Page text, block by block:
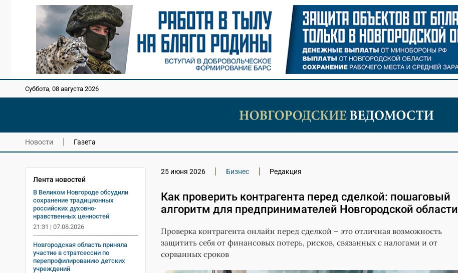
Суббота, 08 августа 2026
Новости Газета
Лента новостей
В Великом Новгороде обсудили
сохранение традиционных
российских духовно-
нравственных ценностей
21:31 | 07.08.2026
Новгородская область приняла
участие в стратсессии по
перепрофилированию детских
учреждений
25 июня 2026 Бизнес Редакция
Как проверить контрагента перед сделкой: пошаговый
алгоритм для предпринимателей Новгородской области
Проверка контрагента онлайн перед сделкой – это отличная возможность
защитить себя от финансовых потерь, рисков, связанных с налогами и от
сорванных сроков